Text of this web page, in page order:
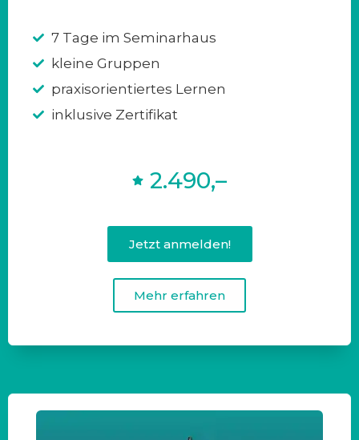
7 Tage im Seminarhaus
kleine Gruppen
praxisorientiertes Lernen
inklusive Zertifikat
2.490,–
Jetzt anmelden!
Mehr erfahren